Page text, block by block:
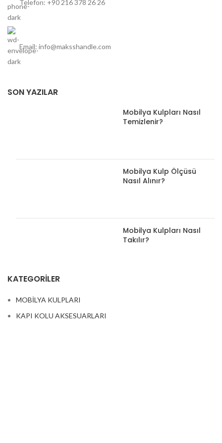
Telefon: +90 216 378 26 26
Email: info@maksshandle.com
SON YAZILAR
Mobilya Kulpları Nasıl
Temizlenir?
Mobilya Kulp Ölçüsü
Nasıl Alınır?
Mobilya Kulpları Nasıl
Takılır?
KATEGORILER
MOBİLYA KULPLARI
KAPI KOLU AKSESUARLARI